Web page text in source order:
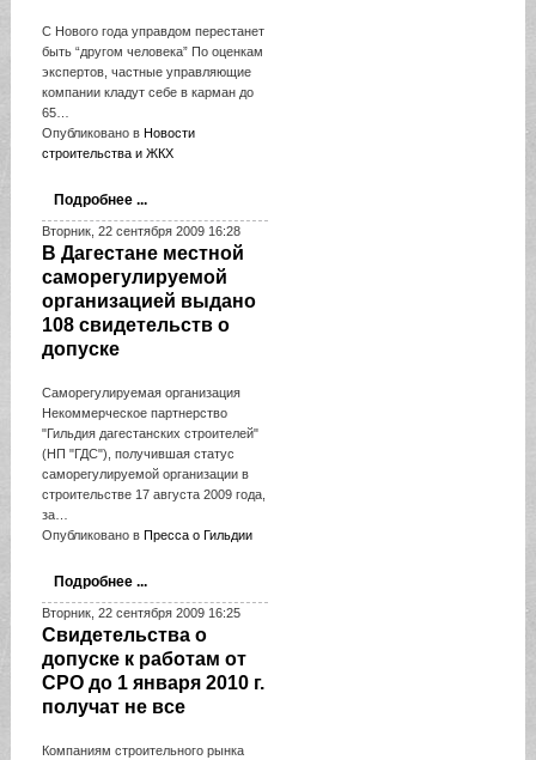
С Нового года управдом перестанет
быть “другом человека” По оценкам
экспертов, частные управляющие
компании кладут себе в карман до
65…
Опубликовано в Новости
строительства и ЖКХ
Подробнее ...
Вторник, 22 сентября 2009 16:28
В Дагестане местной
саморегулируемой
организацией выдано
108 свидетельств о
допуске
Cаморегулируемая организация
Некоммерческое партнерство
"Гильдия дагестанских строителей"
(НП "ГДС"), получившая статус
саморегулируемой организации в
строительстве 17 августа 2009 года,
за…
Опубликовано в Пресса о Гильдии
Подробнее ...
Вторник, 22 сентября 2009 16:25
Свидетельства о
допуске к работам от
СРО до 1 января 2010 г.
получат не все
Компаниям строительного рынка